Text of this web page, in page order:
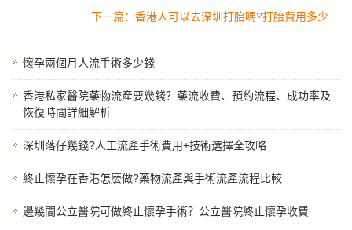
下一篇：香港人可以去深圳打胎嗎?打胎費用多少
懷孕兩個月人流手術多少錢
香港私家醫院藥物流產要幾錢？藥流收費、預約流程、成功率及
恢復時間詳細解析
深圳落仔幾錢?人工流產手術費用+技術選擇全攻略
終止懷孕在香港怎麼做?藥物流產與手術流產流程比較
邊幾間公立醫院可做終止懷孕手術？公立醫院終止懷孕收費